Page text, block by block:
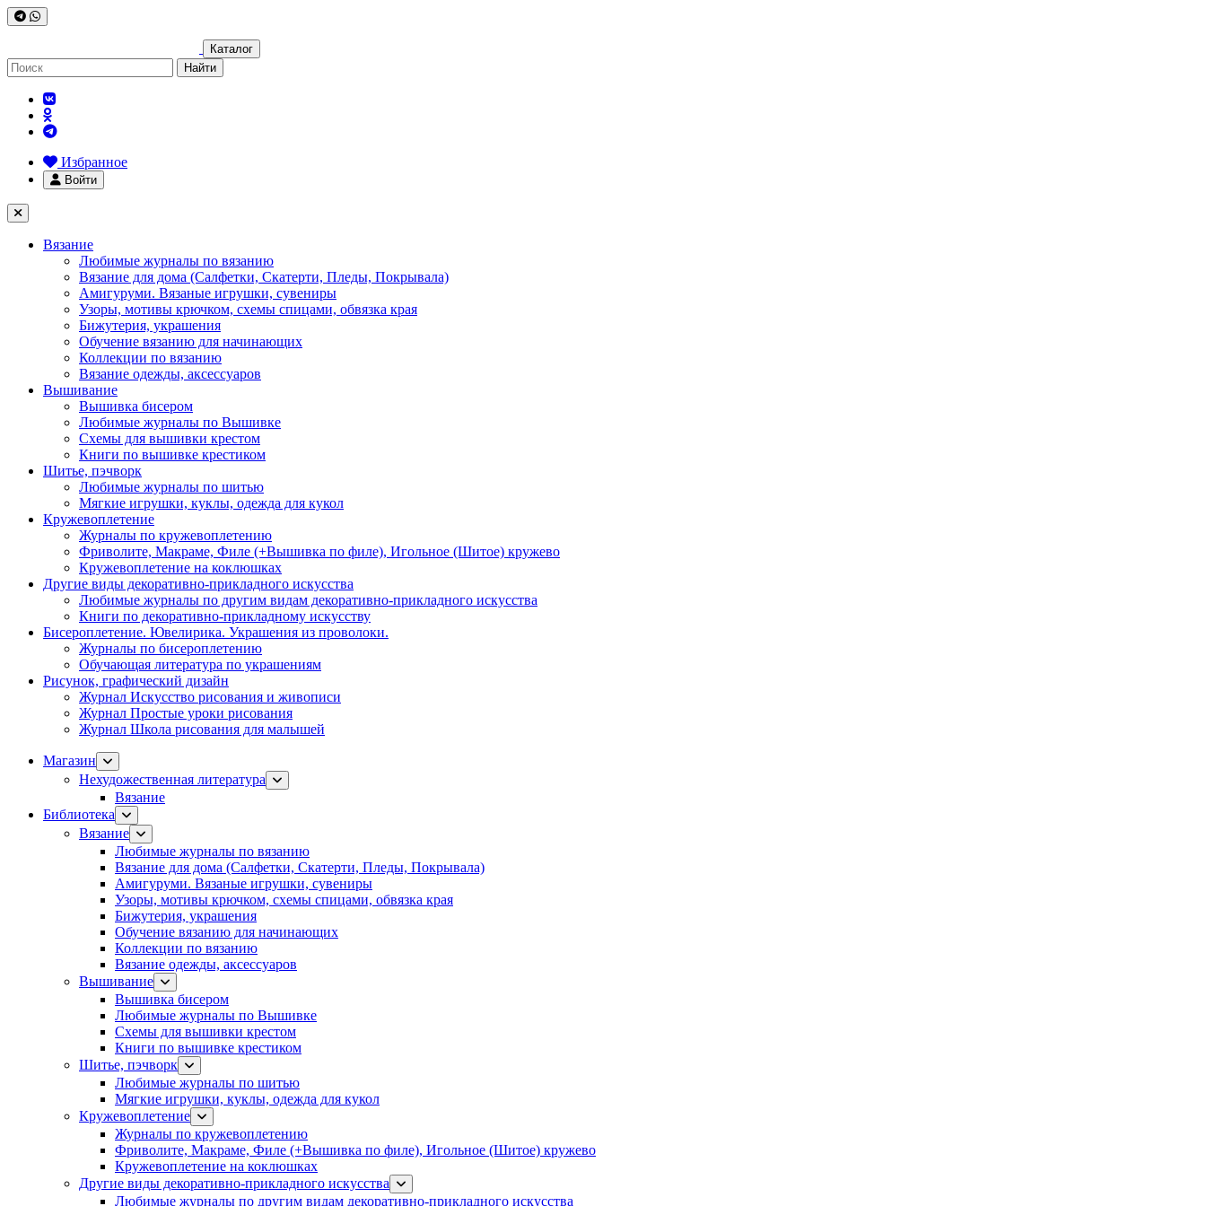
Каталог
Найти
Избранное
Войти
Вязание
Любимые журналы по вязанию
Вязание для дома (Салфетки, Скатерти, Пледы, Покрывала)
Амигуруми. Вязаные игрушки, сувениры
Узоры, мотивы крючком, схемы спицами, обвязка края
Бижутерия, украшения
Обучение вязанию для начинающих
Коллекции по вязанию
Вязание одежды, аксессуаров
Вышивание
Вышивка бисером
Любимые журналы по Вышивке
Схемы для вышивки крестом
Книги по вышивке крестиком
Шитье, пэчворк
Любимые журналы по шитью
Мягкие игрушки, куклы, одежда для кукол
Кружевоплетение
Журналы по кружевоплетению
Фриволите, Макраме, Филе (+Вышивка по филе), Игольное (Шитое) кружево
Кружевоплетение на коклюшках
Другие виды декоративно-прикладного искусства
Любимые журналы по другим видам декоративно-прикладного искусства
Книги по декоративно-прикладному искусству
Бисероплетение. Ювелирика. Украшения из проволоки.
Журналы по бисероплетению
Обучающая литература по украшениям
Рисунок, графический дизайн
Журнал Искусство рисования и живописи
Журнал Простые уроки рисования
Журнал Школа рисования для малышей
Магазин
Нехудожественная литература
Вязание
Библиотека
Вязание
Любимые журналы по вязанию
Вязание для дома (Салфетки, Скатерти, Пледы, Покрывала)
Амигуруми. Вязаные игрушки, сувениры
Узоры, мотивы крючком, схемы спицами, обвязка края
Бижутерия, украшения
Обучение вязанию для начинающих
Коллекции по вязанию
Вязание одежды, аксессуаров
Вышивание
Вышивка бисером
Любимые журналы по Вышивке
Схемы для вышивки крестом
Книги по вышивке крестиком
Шитье, пэчворк
Любимые журналы по шитью
Мягкие игрушки, куклы, одежда для кукол
Кружевоплетение
Журналы по кружевоплетению
Фриволите, Макраме, Филе (+Вышивка по филе), Игольное (Шитое) кружево
Кружевоплетение на коклюшках
Другие виды декоративно-прикладного искусства
Любимые журналы по другим видам декоративно-прикладного искусства